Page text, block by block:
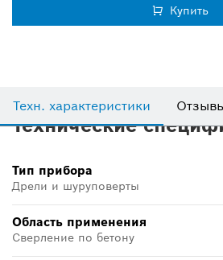
Купить
Техн. характеристики
Технические
Тип прибора
Дрели и шуруповерты
Область применения
Сверление по бетону